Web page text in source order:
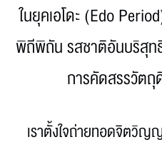
ในยุคเอโดะ (Edo
พิถีพิถัน รสชาติอันบริสุทธิ์
การคัดสรรวัต
เราตั้งใจถ่ายทอดจิตวิญ